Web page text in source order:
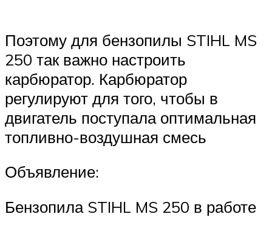
Поэтому для бензопилы STIHL MS
250 так важно настроить
карбюратор. Карбюратор
регулируют для того, чтобы в
двигатель поступала оптимальная
топливно-воздушная смесь
Объявление:
Бензопила STIHL MS 250 в работе